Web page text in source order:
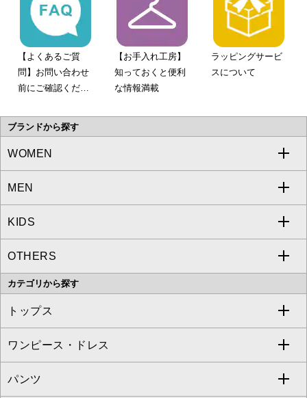
【よくあるご質
問】お問い合わせ
前にご確認くださ
【お手入れ工房】
知っておくと便利
な情報満載
ラッピングサービ
スについて
ブランドから探す
WOMEN
a.v.v
MICHEL KLEIN
MK MICHEL KLEIN
OFUON le MK
MEN
a.v.v
MICHEL KLEIN HOMME
MK MICHEL KLEIN HOMME
KIDS
a.v.v
OTHERS
MK MICHEL KLEIN BAG
カテゴリから探す
トップス
すべてのトップス
カットソー・Tシャツ
ワンピース・ドレス
すべてのワンピース・ドレス
パンツ